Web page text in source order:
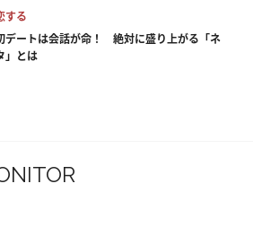
する
デートは会話が命！ 絶対に盛り上がる「ネ
」とは